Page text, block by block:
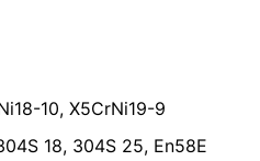
10, X5CrNi19-9
18, 304S 25, En58E